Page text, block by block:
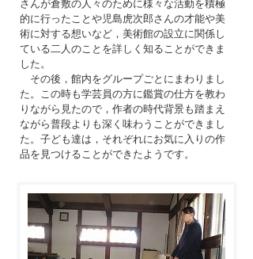
さんが倉敷の人々のために様々な活動を積極
的に行ったことや児島虎次郎さんの才能や美
術に対する想いなど，美術館の設立に関係し
ている二人のことを詳しく知ることができま
した。
その後，館内をグループごとにまわりまし
た。この時も学芸員の方に鑑賞の仕方を教わ
りながら見たので，作者の時代背景も踏まえ
ながら普段よりも深く味わうことができまし
た。子ども達は，それぞれにお気に入りの作
品を見つけることができたようです。